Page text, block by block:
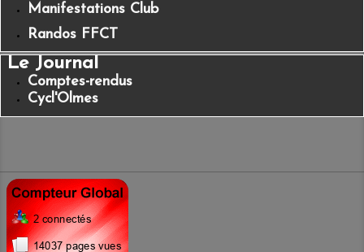
Manifestations Club
Randos FFCT
Le Journal
Comptes-rendus
Cycl'Olmes